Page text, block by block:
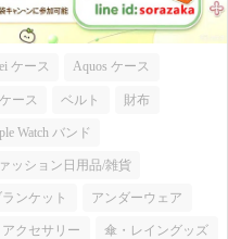
ケース Aquos ケース
ース ベルト 財布
Watch バンド
ッション日用品/雑貨
ランケット アンダーウェア
アクセサリー 傘・レイングッズ